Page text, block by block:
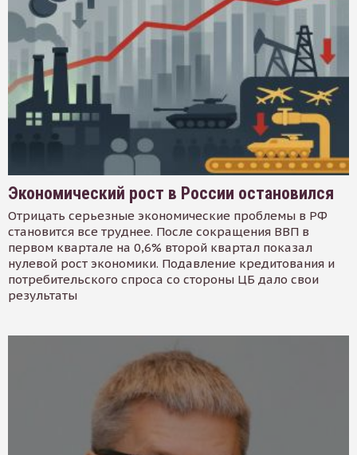
Экономический рост в России остановился
Отрицать серьезные экономические проблемы в РФ
становится все труднее. После сокращения ВВП в
первом квартале на 0,6% второй квартал показал
нулевой рост экономики. Подавление кредитования и
потребительского спроса со стороны ЦБ дало свои
результаты